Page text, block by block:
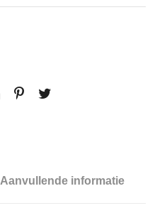
Aanvullende informatie